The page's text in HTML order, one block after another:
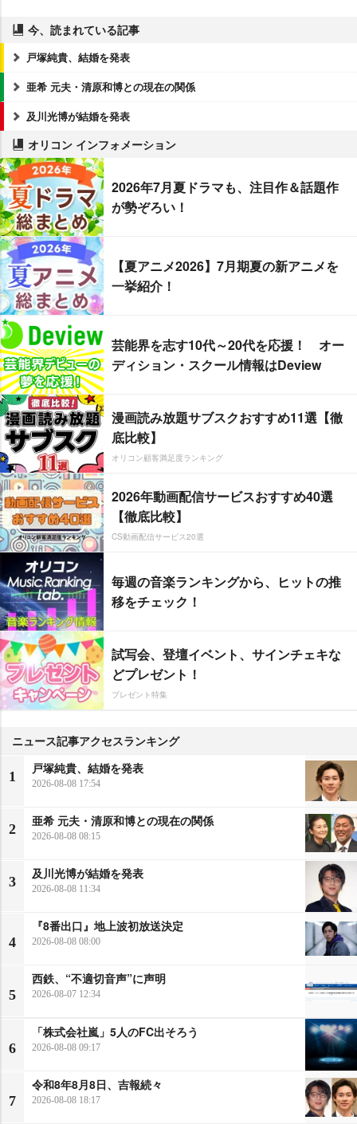
今、読まれている記事
戸塚純貴、結婚を発表
亜希 元夫・清原和博との現在の関係
及川光博が結婚を発表
オリコン インフォメーション
2026年7月夏ドラマも、注目作＆話題作
が勢ぞろい！
【夏アニメ2026】7月期夏の新アニメを
一挙紹介！
芸能界を志す10代～20代を応援！ オー
ディション・スクール情報はDeview
漫画読み放題サブスクおすすめ11選【徹
底比較】
オリコン顧客満足度ランキング
2026年動画配信サービスおすすめ40選
【徹底比較】
CS動画配信サービス20選
毎週の音楽ランキングから、ヒットの推
移をチェック！
試写会、登壇イベント、サインチェキな
どプレゼント！
プレゼント特集
ニュース記事アクセスランキング
1
戸塚純貴、結婚を発表
2026-08-08 17:54
2
亜希 元夫・清原和博との現在の関係
2026-08-08 08:15
3
及川光博が結婚を発表
2026-08-08 11:34
4
『8番出口』地上波初放送決定
2026-08-08 08:00
5
西鉄、“不適切音声”に声明
2026-08-07 12:34
6
「株式会社嵐」5人のFC出そろう
2026-08-08 09:17
7
令和8年8月8日、吉報続々
2026-08-08 18:17